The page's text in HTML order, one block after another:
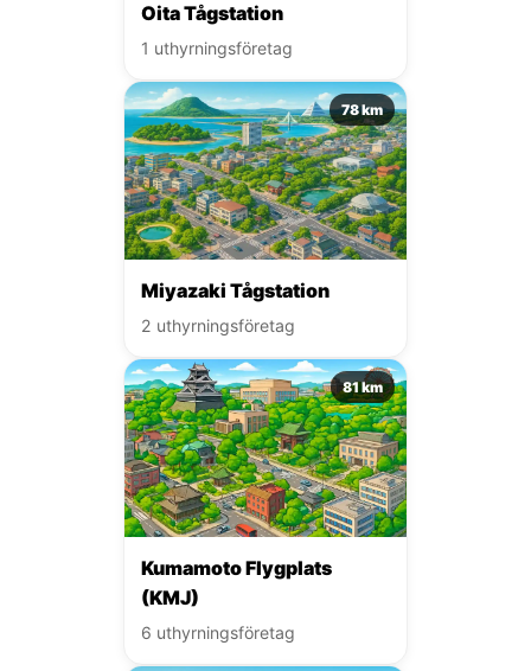
Oita Tågstation
1 uthyrningsföretag
78 km
Miyazaki Tågstation
2 uthyrningsföretag
81 km
Kumamoto Flygplats
(KMJ)
6 uthyrningsföretag